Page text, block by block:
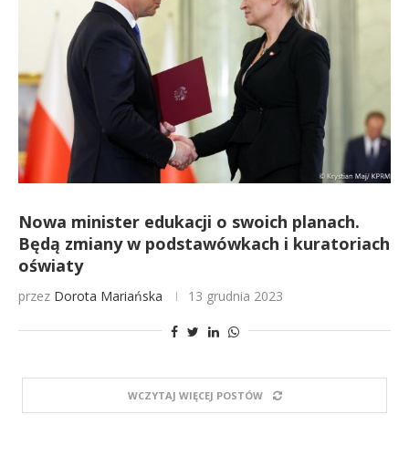
Nowa minister edukacji o swoich planach.
Będą zmiany w podstawówkach i kuratoriach
oświaty
przez Dorota Mariańska 13 grudnia 2023
WCZYTAJ WIĘCEJ POSTÓW